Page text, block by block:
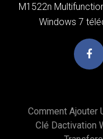
M1522n
Windows 7
Comment Ajouter
Clé Dactivation